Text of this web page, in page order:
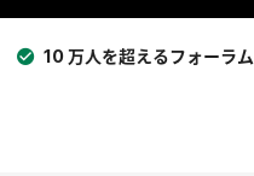
10 万人を超えるフォーラ